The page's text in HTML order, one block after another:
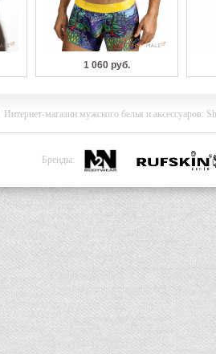
1 060 руб.
Интернет-магазин мужского белья и аксессуаров:
Бренды: